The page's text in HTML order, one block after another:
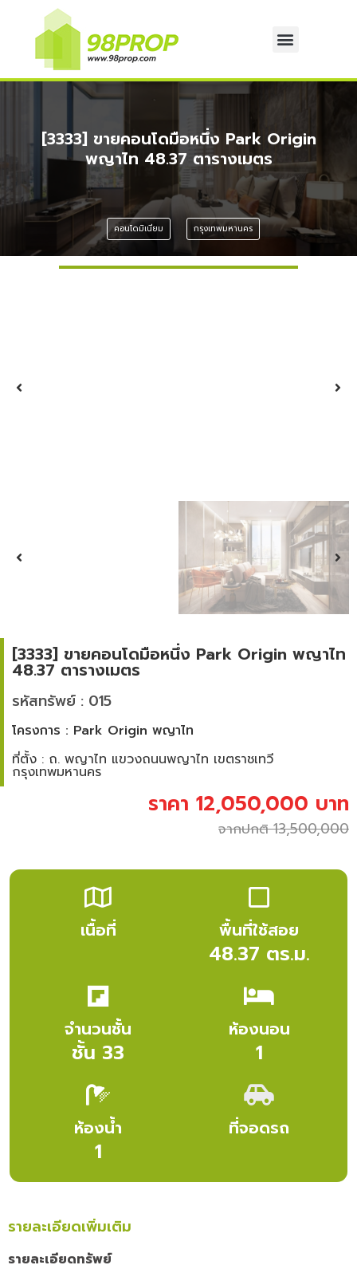
[3333] ขายคอนโดมือหนึ่ง Park Origin
พญาไท 48.37 ตารางเมตร
คอนโดมิเนียม กรุงเทพมหานคร
[3333] ขายคอนโดมือหนึ่ง Park Origin พญาไท
48.37 ตารางเมตร
รหัสทรัพย์ : 015
โครงการ : Park Origin พญาไท
ที่ตั้ง : ถ. พญาไท แขวงถนนพญาไท เขตราชเทวี
กรุงเทพมหานคร
ราคา 12,050,000 บาท
จากปกติ 13,500,000
เนื้อที่ พื้นที่ใช้สอย
48.37 ตร.ม.
จำนวนชั้น
ชั้น 33
ห้องนอน
1
ห้องน้ำ
1
ที่จอดรถ
รายละเอียดเพิ่มเติม
รายละเอียดทรัพย์